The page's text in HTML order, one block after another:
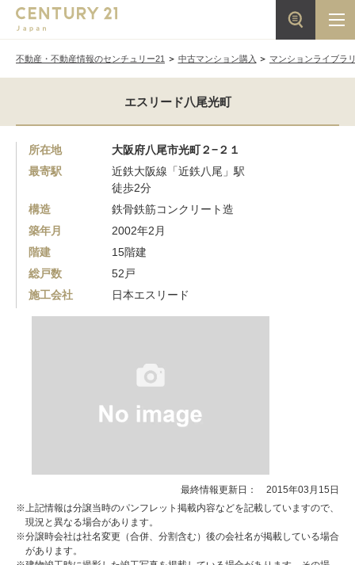
不動産・不動産情報のセンチュリー21 中古マンション購入 マンションライブラ
エスリード八尾光町
所在地
大阪府八尾市光町２−２１
最寄駅
近鉄大阪線「近鉄八尾」駅
徒歩2分
構造
鉄骨鉄筋コンクリート造
築年月
2002年2月
階建
15階建
総戸数
52戸
施工会社
日本エスリード
最終情報更新日： 2015年03月15日
※上記情報は分譲当時のパンフレット掲載内容などを記載していますので、
現況と異なる場合があります。
※分譲時会社は社名変更（合併、分割含む）後の会社名が掲載している場合
があります。